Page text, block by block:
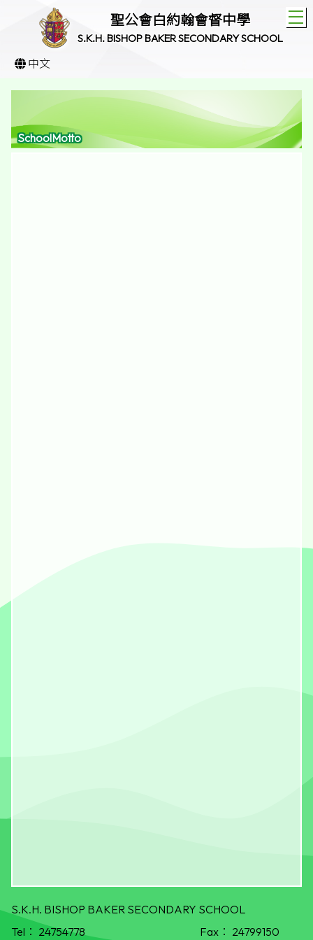
聖公會白約翰會督中學
S.K.H. BISHOP BAKER SECONDARY SCHOOL
中文
SchoolMotto
S.K.H. BISHOP BAKER SECONDARY SCHOOL
Tel： 24754778 Fax： 24799150